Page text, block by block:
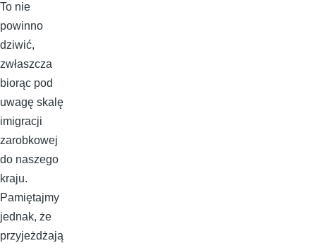
To nie
powinno
dziwić,
zwłaszcza
biorąc pod
uwagę skalę
imigracji
zarobkowej
do naszego
kraju.
Pamiętajmy
jednak, że
przyjeżdżają